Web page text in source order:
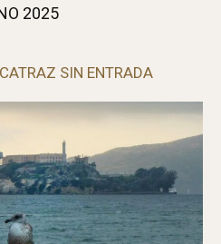
2025
SIN ENTRADA